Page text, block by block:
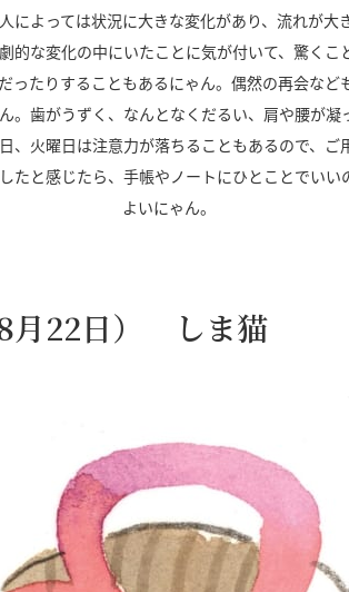
によっては状況に大きな変化があり、流れが
的な変化の中にいたことに気が付いて、驚く
ったりすることもあるにゃん。偶然の再会な
。歯がうずく、なんとなくだるい、肩や腰が
、火曜日は注意力が落ちることもあるので、
たと感じたら、手帳やノートにひとことでい
よいにゃん。
月22日） しま猫